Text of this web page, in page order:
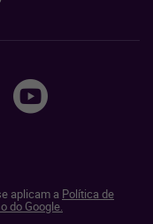
aplicam a Política de
do Google.